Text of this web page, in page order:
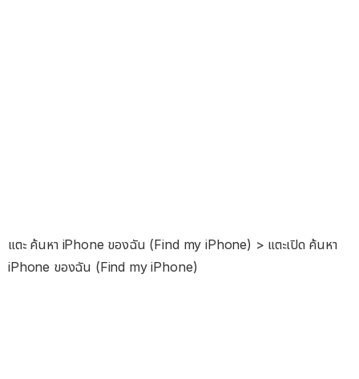
แตะ ค้นหา iPhone ของฉัน (Find my iPhone) > แตะเปิด ค้นหา
iPhone ของฉัน (Find my iPhone)